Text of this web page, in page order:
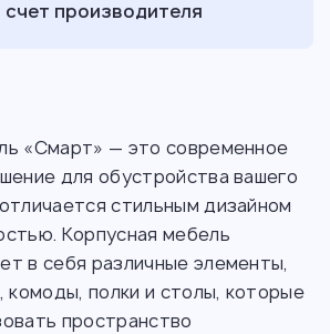
счет производителя
«Смарт» — это современное
для обустройства вашего
стильным дизайном
Корпусная мебель
в себя различные элементы,
комоды, полки и столы, которые
пространство